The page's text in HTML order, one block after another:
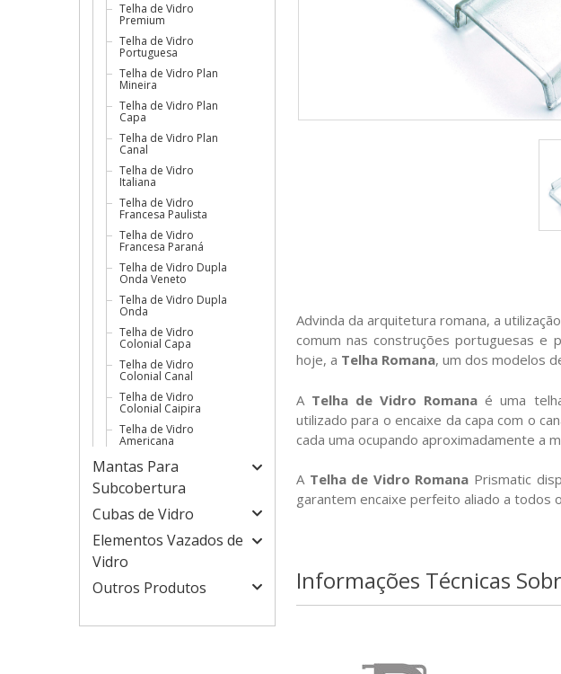
Advinda da arquitetura romana, a
comum nas construções portuguesas e
hoje, a Telha Romana, um dos modelos
A Telha de Vidro Romana é uma
utilizado para o encaixe da capa com o
cada uma ocupando aproximadamente a
A Telha de Vidro Romana Prismatic
garantem encaixe perfeito aliado a todos
Informações Técnicas
Telha de Vidro
Premium
Telha de Vidro
Portuguesa
Telha de Vidro Plan
Mineira
Telha de Vidro Plan
Capa
Telha de Vidro Plan
Canal
Telha de Vidro
Italiana
Telha de Vidro
Francesa Paulista
Telha de Vidro
Francesa Paraná
Telha de Vidro Dupla
Onda Veneto
Telha de Vidro Dupla
Onda
Telha de Vidro
Colonial Capa
Telha de Vidro
Colonial Canal
Telha de Vidro
Colonial Caipira
Telha de Vidro
Americana
Mantas Para
Subcobertura
Cubas de Vidro
Elementos Vazados de
Vidro
Outros Produtos